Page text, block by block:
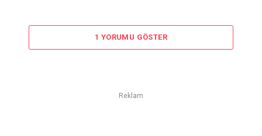
1 YORUMU GÖSTER
Reklam